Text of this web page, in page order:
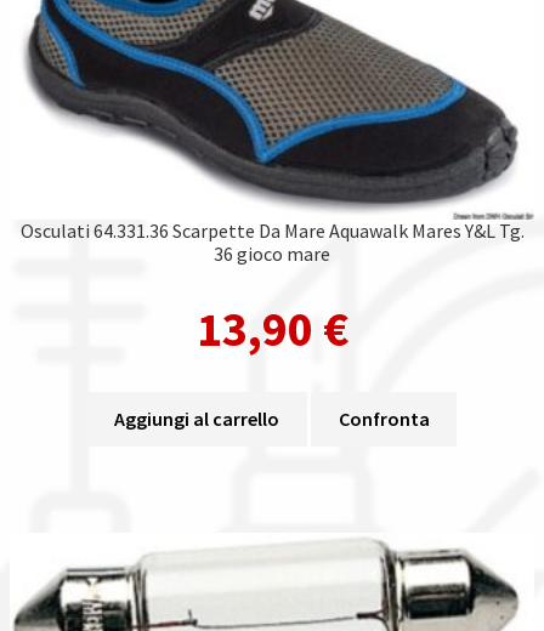
Osculati 64.331.36 Scarpette Da Mare Aquawalk Mares Y&L Tg.
36 gioco mare
13,90 €
Aggiungi al carrello Confronta